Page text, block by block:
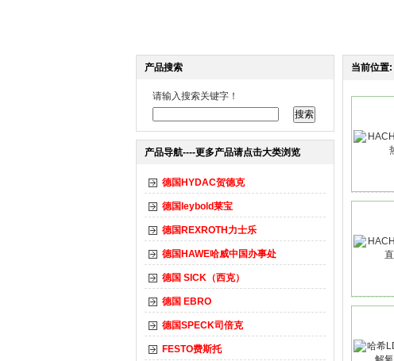
产品搜索
请输入搜索关键字！
产品导航----更多产品请点击大类浏览
德国HYDAC贺德克
德国leybold莱宝
德国REXROTH力士乐
德国HAWE哈威中国办事处
德国 SICK（西克）
德国 EBRO
德国SPECK司倍克
FESTO费斯托
当前位置: